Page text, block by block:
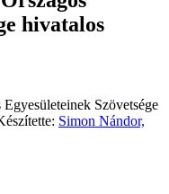
hivatalos
Szövetsége
Simon Nándor,